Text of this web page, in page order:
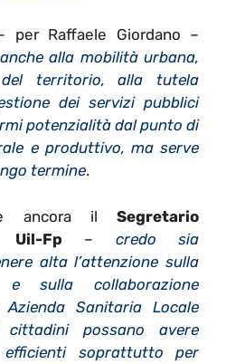
Raffaele Giordano –
alla mobilità urbana,
del territorio, alla tutela
dei servizi pubblici
potenzialità dal punto di
e produttivo, ma serve
termine.
ancora il Segretario
Uil-Fp – credo sia
alta l’attenzione sulla
sulla collaborazione
Sanitaria Locale
possano avere
soprattutto per